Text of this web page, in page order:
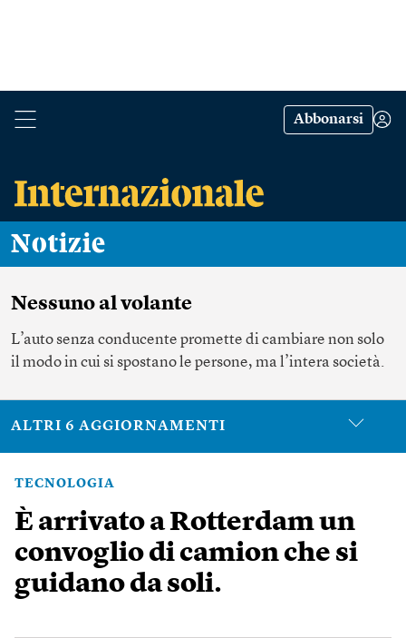
Abbonarsi
Notizie
Nessuno al volante
L’auto senza conducente promette di cambiare non solo
il modo in cui si spostano le persone, ma l’intera società.
ALTRI 6 AGGIORNAMENTI
TECNOLOGIA
È arrivato a Rotterdam un
convoglio di camion che si
guidano da soli.